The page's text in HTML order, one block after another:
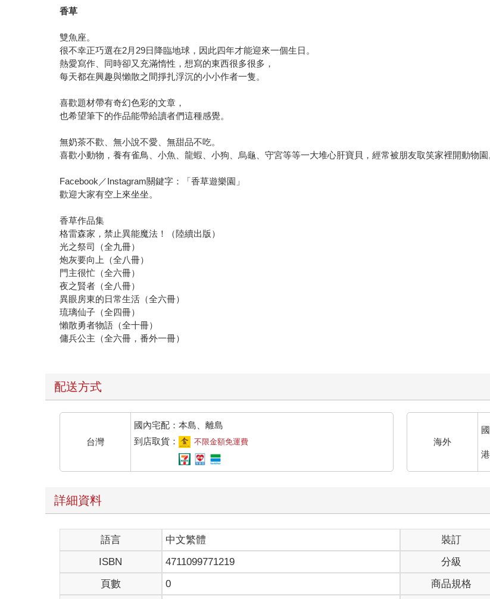
香草
雙魚座。
很不幸正巧選在2月29日降臨地球，因此四年才能迎來一個生日。
熱愛寫作、同時卻又充滿惰性，想寫的東西很多很多，
每天都在興趣與懶散之間掙扎浮沉的小小作者一隻。
喜歡題材帶有奇幻色彩的文章，
也希望筆下的作品能帶給讀者們這種感覺。
無奶茶不歡、無小說不愛、無甜品不吃。
喜歡小動物，養有雀鳥、小魚、龍蝦、小狗、烏龜、守宮等等一大堆心肝寶貝，經常被朋友取笑家裡開動物園
Facebook／Instagram關鍵字：「香草遊樂園」
歡迎大家有空上來坐坐。
香草作品集
格雷森家，禁止異能魔法！（陸續出版）
光之祭司（全九冊）
炮灰要向上（全八冊）
門主很忙（全六冊）
夜之賢者（全八冊）
異眼房東的日常生活（全六冊）
琉璃仙子（全四冊）
懶散勇者物語（全十冊）
傭兵公主（全六冊，番外一冊）
配送方式
台灣
國內宅配：本島、離島
到店取貨：
不限金額免運費 海外
詳細資料
語言 中文繁體 裝訂
ISBN
4711099771219 分級
頁數
0 商品規格